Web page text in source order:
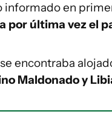
informado en
por última vez el
encontraba
Maldonado y